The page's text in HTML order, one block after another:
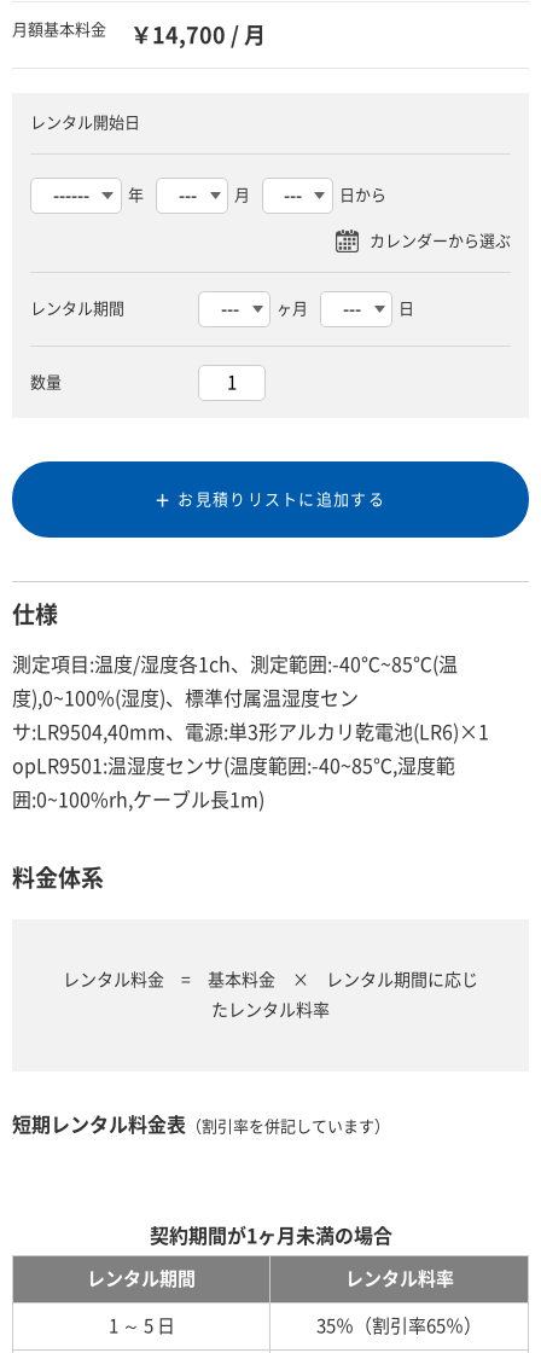
月額基本料金 ￥14,700 / 月
レンタル開始日
年 月 日から
レンタル期間 ヶ月 日
数量
お見積りリストに追加する
仕様
測定項目:温度/湿度各1ch、測定範囲:-40℃~85℃(温
度),0~100%(湿度)、標準付属温湿度セン
サ:LR9504,40mm、電源:単3形アルカリ乾電池(LR6)×1
opLR9501:温湿度センサ(温度範囲:-40~85℃,湿度範
囲:0~100%rh,ケーブル長1m)
料金体系
レンタル料金 = 基本料金 × レンタル期間に応じ
たレンタル料率
短期レンタル料金表 （割引率を併記しています）
契約期間が1ヶ月未満の場合
レンタル期間 レンタル料率
1 ～ 5 日 35％（割引率65％）